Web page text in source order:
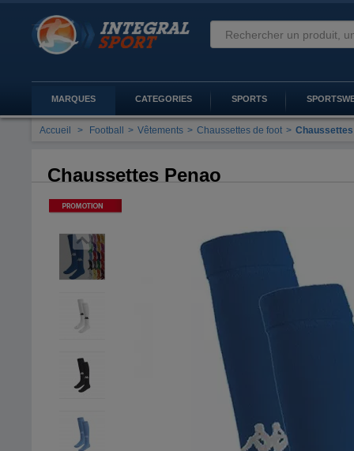
MARQUES CATEGORIES SPORTS
Accueil > Football > Vêtements > Chaussettes de foot >
Chaussettes Penao